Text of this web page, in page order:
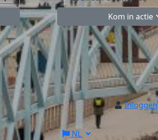
Kom in actie
Inloggen
NL